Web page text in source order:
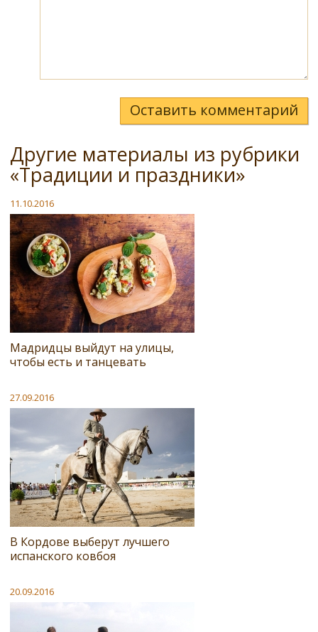
Оставить комментарий
Другие материалы из рубрики
«Традиции и праздники»
11.10.2016
Мадридцы выйдут на улицы,
чтобы есть и танцевать
27.09.2016
В Кордове выберут лучшего
испанского ковбоя
20.09.2016